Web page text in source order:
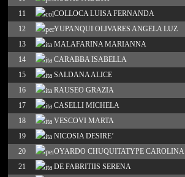
11
COLLOCA LUISA FERNANDA
12
YUPANQUI OLIVARES ANGELA LUZ
13
MALAFARINA MARIANNA
14
CARABBA ISABELLA
15
SALDANA ALICE
16
RAUSEO GRAZIA
17
CASELLI MICHELA
18
VESCOVI MARTA
19
NICOSIA DESIRE’
20
OYARDO CHUQUITATYPE CAROLINA
21
DE FABRITIIS SERENA